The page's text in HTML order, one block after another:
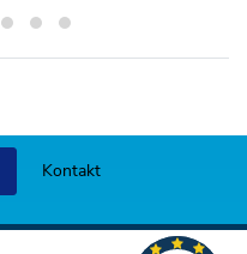
Kontakt